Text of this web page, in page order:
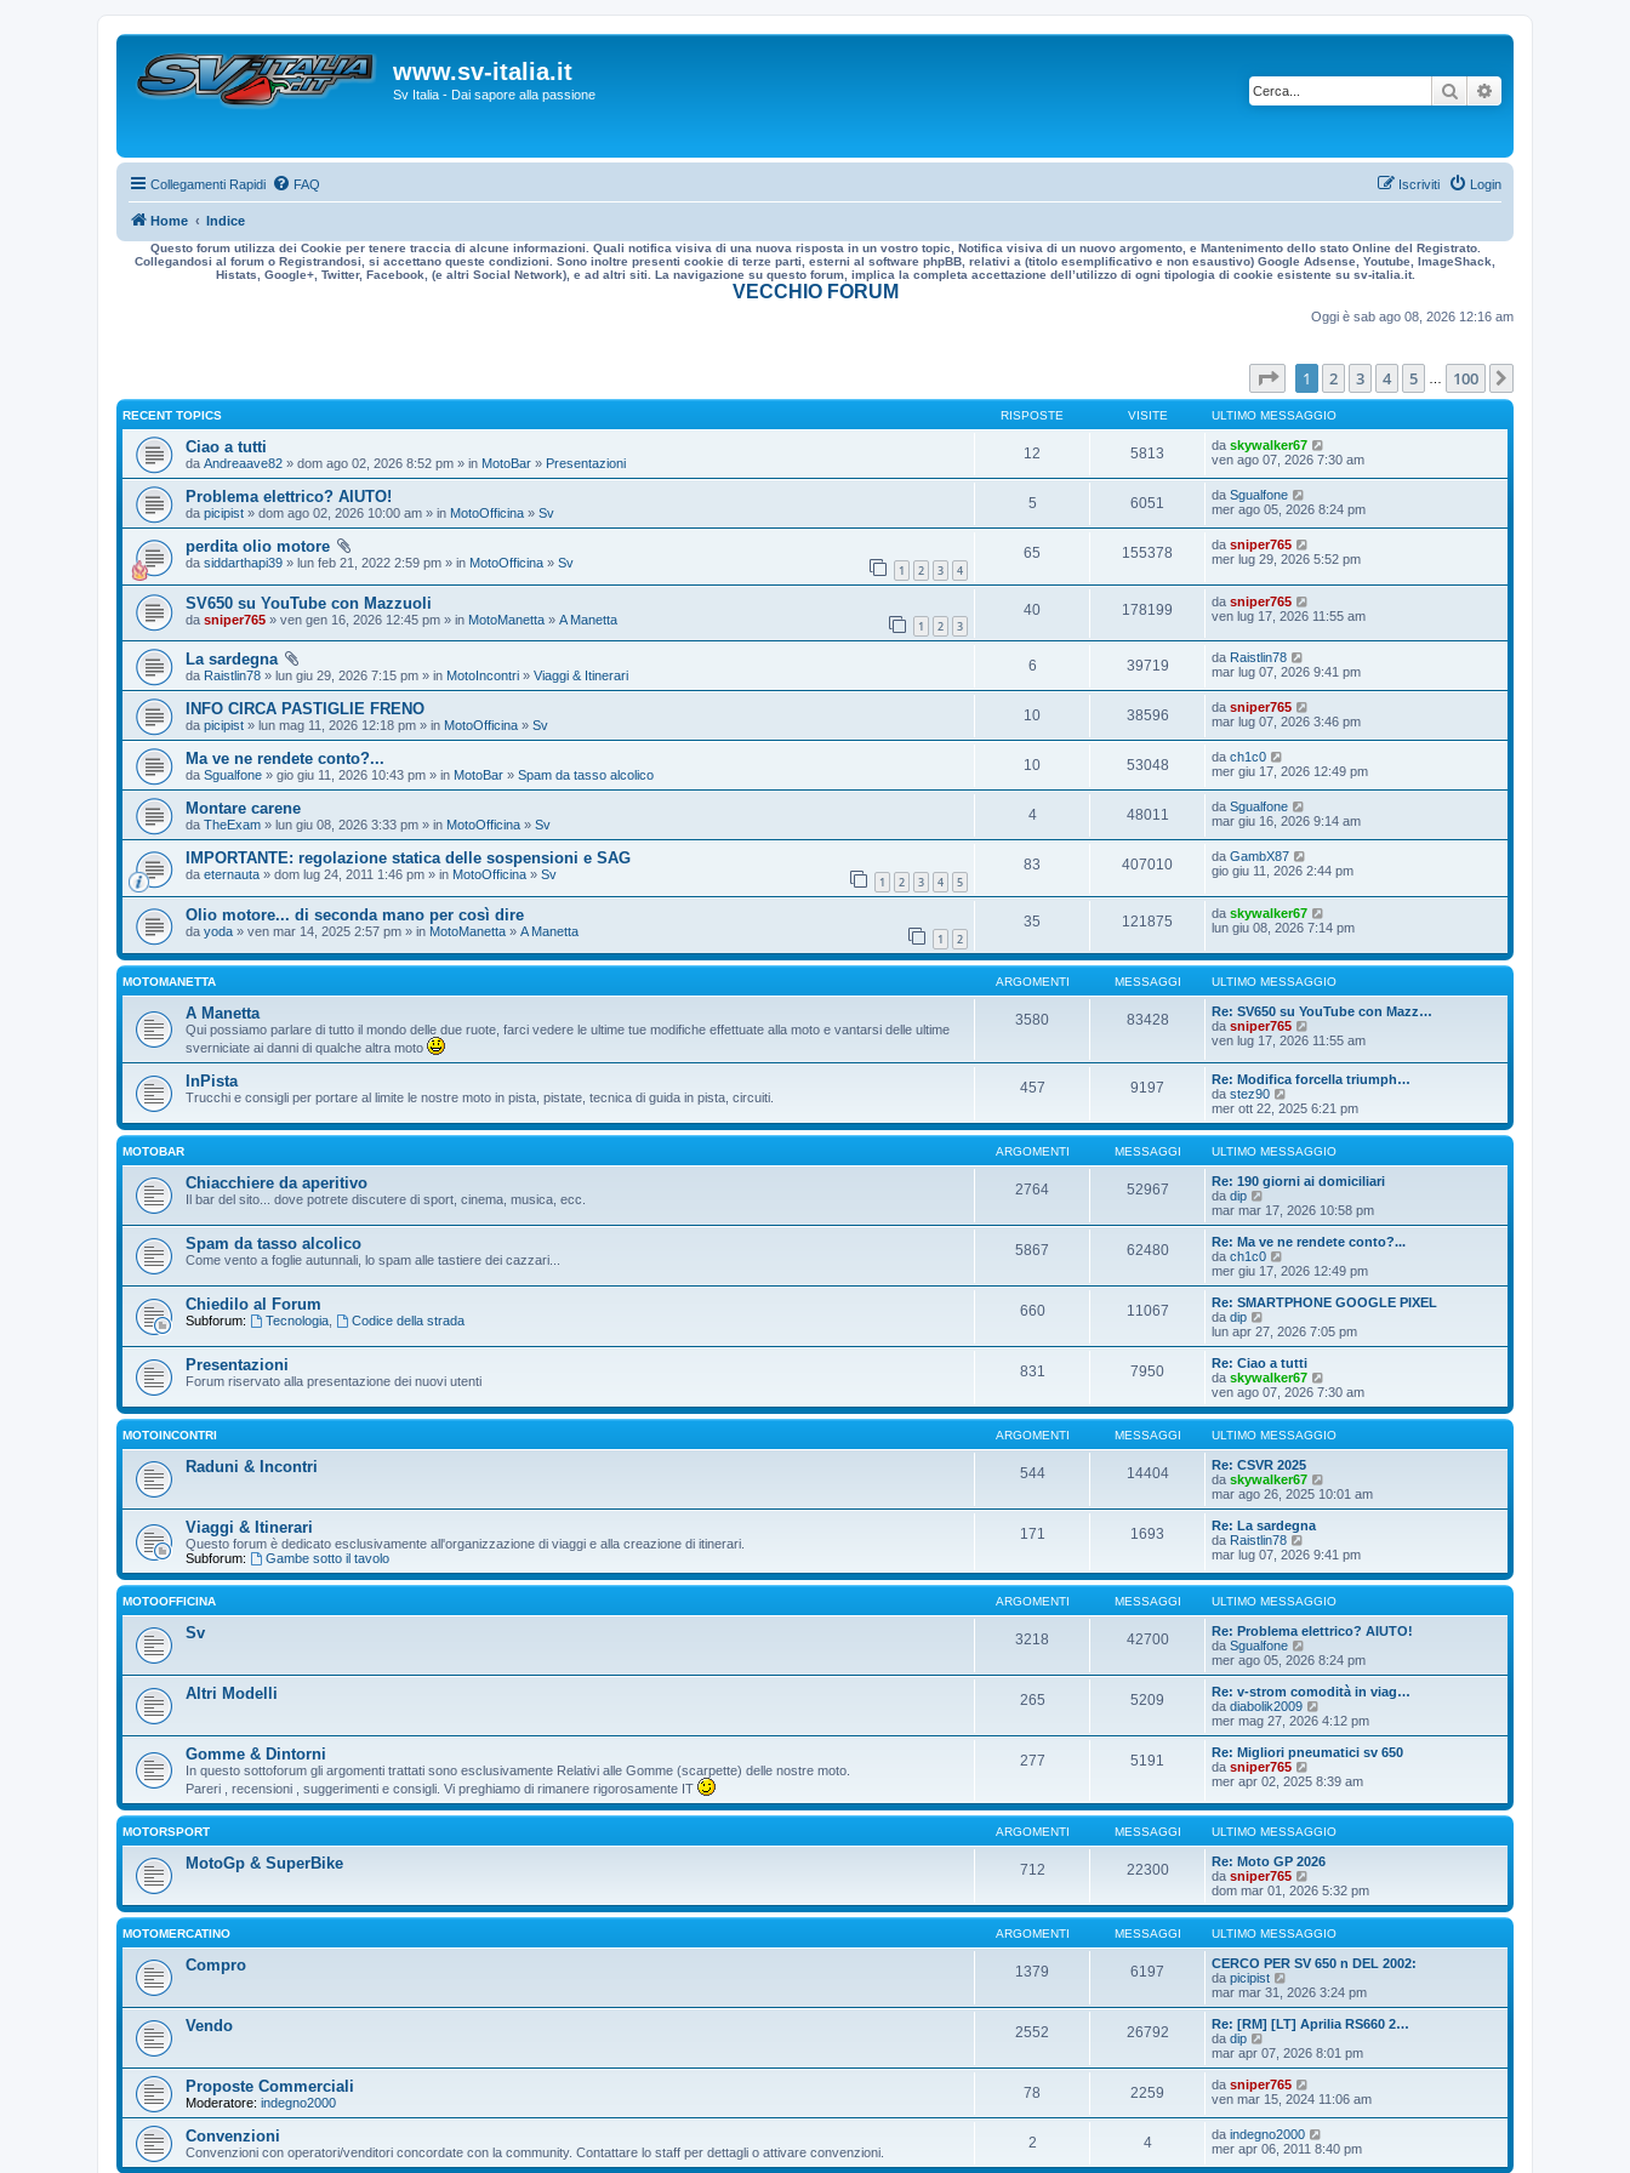
www.sv-italia.it
Sv Italia - Dai sapore alla passione Cerca
Collegamenti Rapidi FAQ Login
Iscriviti
Home Indice
Questo forum utilizza dei Cookie per tenere traccia di alcune informazioni. Quali notifica visiva di una nuova risposta in un vostro topic, Notifica visiva di un nuovo argomento, e Mantenimento dello stato Online del Registrato.
Collegandosi al forum o Registrandosi, si accettano queste condizioni. Sono inoltre presenti cookie di terze parti, esterni al software phpBB, relativi a (titolo esemplificativo e non esaustivo) Google Adsense, Youtube, ImageShack,
Histats, Google+, Twitter, Facebook, (e altri Social Network), e ad altri siti. La navigazione su questo forum, implica la completa accettazione dell’utilizzo di ogni tipologia di cookie esistente su sv-italia.it.
VECCHIO FORUM
Oggi è sab ago 08, 2026 12:16 am
Pagina1 di 100
1 2 3 4 5 100
RECENT TOPICS RISPOSTE VISITE ULTIMO MESSAGGIO
Ciao a tutti
da Andreaave82 » dom ago 02, 2026 8:52 pm » in MotoBar » Presentazioni
12 5813 da skywalker67
ven ago 07, 2026 7:30 am
Problema elettrico? AIUTO!
da picipist » dom ago 02, 2026 10:00 am » in MotoOfficina » Sv
5 6051 da Sgualfone
mer ago 05, 2026 8:24 pm
perdita olio motore
1 2 3 4
da siddarthapi39 » lun feb 21, 2022 2:59 pm » in MotoOfficina » Sv
65 155378 da sniper765
mer lug 29, 2026 5:52 pm
SV650 su YouTube con Mazzuoli
1 2 3
da sniper765 » ven gen 16, 2026 12:45 pm » in MotoManetta » A Manetta
40 178199 da sniper765
ven lug 17, 2026 11:55 am
La sardegna
da Raistlin78 » lun giu 29, 2026 7:15 pm » in MotoIncontri » Viaggi & Itinerari
6 39719 da Raistlin78
mar lug 07, 2026 9:41 pm
INFO CIRCA PASTIGLIE FRENO
da picipist » lun mag 11, 2026 12:18 pm » in MotoOfficina » Sv
10 38596 da sniper765
mar lug 07, 2026 3:46 pm
Ma ve ne rendete conto?...
da Sgualfone » gio giu 11, 2026 10:43 pm » in MotoBar » Spam da tasso alcolico
10 53048 da ch1c0
mer giu 17, 2026 12:49 pm
Montare carene
da TheExam » lun giu 08, 2026 3:33 pm » in MotoOfficina » Sv
4 48011 da Sgualfone
mar giu 16, 2026 9:14 am
IMPORTANTE: regolazione statica delle sospensioni e SAG
1 2 3 4 5
da eternauta » dom lug 24, 2011 1:46 pm » in MotoOfficina » Sv
83 407010 da GambX87
gio giu 11, 2026 2:44 pm
Olio motore... di seconda mano per così dire
1 2
da yoda » ven mar 14, 2025 2:57 pm » in MotoManetta » A Manetta
35 121875 da skywalker67
lun giu 08, 2026 7:14 pm
MOTOMANETTA ARGOMENTI MESSAGGI ULTIMO MESSAGGIO
A Manetta
Qui possiamo parlare di tutto il mondo delle due ruote, farci vedere le ultime tue modifiche effettuate alla moto e vantarsi delle ultime
sverniciate ai danni di qualche altra moto
3580 83428
Re: SV650 su YouTube con Mazz…
da sniper765
e
i
u
t
i
m
o
m
e
s
a
g
i
o
ven lug 17, 2026 11:55 am
InPista
Trucchi e consigli per portare al limite le nostre moto in pista, pistate, tecnica di guida in pista, circuiti.
457 9197
Re: Modifica forcella triumph…
da stez90
e
d
i
u
l
t
m
o
m
s
a
g
g
i
mer ott 22, 2025 6:21 pm
MOTOBAR ARGOMENTI MESSAGGI ULTIMO MESSAGGIO
Chiacchiere da aperitivo
Il bar del sito... dove potrete discutere di sport, cinema, musica, ecc.
2764 52967
Re: 190 giorni ai domiciliari
da dip
e
d
i
u
l
i
m
o
m
s
s
a
g
i
mar mar 17, 2026 10:58 pm
Spam da tasso alcolico
Come vento a foglie autunnali, lo spam alle tastiere dei cazzari...
5867 62480
Re: Ma ve ne rendete conto?...
da ch1c0
e
d
i
l
i
m
o
m
e
s
s
a
g
g
i
mer giu 17, 2026 12:49 pm
Chiedilo al Forum
Subforum: Tecnologia, Codice della strada
660 11067
Re: SMARTPHONE GOOGLE PIXEL
da dip
e
d
i
u
l
i
m
o
m
e
s
g
g
i
o
lun apr 27, 2026 7:05 pm
Presentazioni
Forum riservato alla presentazione dei nuovi utenti
831 7950
Re: Ciao a tutti
da skywalker67
e
d
i
u
l
m
o
s
a
g
g
o
ven ago 07, 2026 7:30 am
MOTOINCONTRI ARGOMENTI MESSAGGI ULTIMO MESSAGGIO
Raduni & Incontri 544 14404
Re: CSVR 2025
da skywalker67
e
d
l
i
m
o
m
e
s
s
a
g
i
o
mar ago 26, 2025 10:01 am
Viaggi & Itinerari
Questo forum è dedicato esclusivamente all'organizzazione di viaggi e alla creazione di itinerari.
Subforum:
Gambe sotto il tavolo
171 1693
Re: La sardegna
da Raistlin78
e
i
u
t
i
m
o
e
s
s
a
g
g
i
o
mar lug 07, 2026 9:41 pm
MOTOOFFICINA ARGOMENTI MESSAGGI ULTIMO MESSAGGIO
Sv 3218 42700
Re: Problema elettrico? AIUTO!
da Sgualfone
e
d
i
u
l
m
o
m
e
s
s
a
g
g
i
o
mer ago 05, 2026 8:24 pm
Altri Modelli 265 5209
Re: v-strom comodità in viag…
da diabolik2009
e
d
i
l
i
m
o
m
e
s
a
g
g
i
o
mer mag 27, 2026 4:12 pm
Gomme & Dintorni
In questo sottoforum gli argomenti trattati sono esclusivamente Relativi alle Gomme (scarpette) delle nostre moto.
Pareri , recensioni , suggerimenti e consigli. Vi preghiamo di rimanere rigorosamente IT
277 5191
Re: Migliori pneumatici sv 650
da sniper765
e
i
l
i
o
m
s
a
g
i
o
mer apr 02, 2025 8:39 am
MOTORSPORT ARGOMENTI MESSAGGI ULTIMO MESSAGGIO
MotoGp & SuperBike 712 22300
Re: Moto GP 2026
da sniper765
e
d
i
u
l
t
m
o
m
e
s
g
g
i
o
dom mar 01, 2026 5:32 pm
MOTOMERCATINO ARGOMENTI MESSAGGI ULTIMO MESSAGGIO
Compro 1379 6197
CERCO PER SV 650 n DEL 2002:
da picipist
e
d
i
u
l
i
m
o
m
e
s
s
mar mar 31, 2026 3:24 pm
Vendo 2552 26792
Re: [RM] [LT] Aprilia RS660 2…
da dip
e
d
i
u
t
i
m
o
mar apr 07, 2026 8:01 pm
Proposte Commerciali
Moderatore: indegno2000
78 2259 da sniper765
e
i
u
l
t
ven mar 15, 2024 11:06 am
Convenzioni
Convenzioni con operatori/venditori concordate con la community. Contattare lo staff per dettagli o attivare convenzioni.
2 4 da indegno2000
e
mer apr 06, 2011 8:40 pm